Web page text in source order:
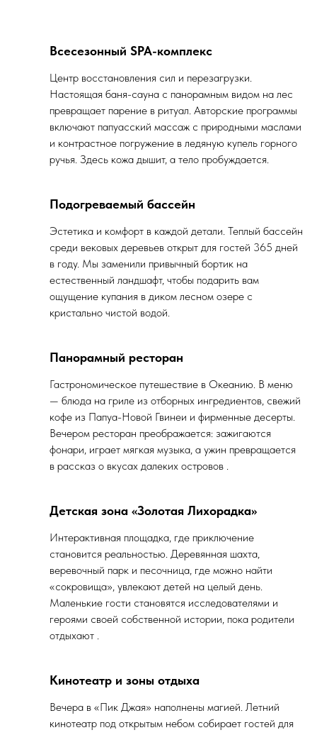
Всесезонный SPA-комплекс
Центр восстановления сил и перезагрузки.
Настоящая баня-сауна с панорамным видом на лес
превращает парение в ритуал. Авторские программы
включают папуасский массаж с природными маслами
и контрастное погружение в ледяную купель горного
ручья. Здесь кожа дышит, а тело пробуждается.
Подогреваемый бассейн
Эстетика и комфорт в каждой детали. Теплый бассейн
среди вековых деревьев открыт для гостей 365 дней
в году. Мы заменили привычный бортик на
естественный ландшафт, чтобы подарить вам
ощущение купания в диком лесном озере с
кристально чистой водой.
Панорамный ресторан
Гастрономическое путешествие в Океанию. В меню
— блюда на гриле из отборных ингредиентов, свежий
кофе из Папуа-Новой Гвинеи и фирменные десерты.
Вечером ресторан преображается: зажигаются
фонари, играет мягкая музыка, а ужин превращается
в рассказ о вкусах далеких островов .
Детская зона «Золотая Лихорадка»
Интерактивная площадка, где приключение
становится реальностью. Деревянная шахта,
веревочный парк и песочница, где можно найти
«сокровища», увлекают детей на целый день.
Маленькие гости становятся исследователями и
героями своей собственной истории, пока родители
отдыхают .
Кинотеатр и зоны отдыха
Вечера в «Пик Джая» наполнены магией. Летний
кинотеатр под открытым небом собирает гостей для